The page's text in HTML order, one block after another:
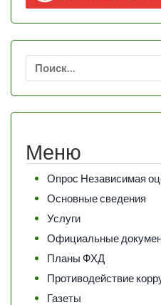
Меню
Опрос Независимая
Основные сведения
Услуги
Официальные
Планы ФХД
Противодействие
Газеты